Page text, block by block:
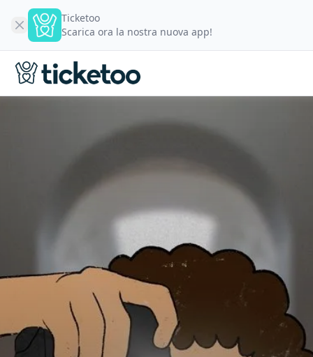
Ticketoo
Scarica ora la nostra nuova app!